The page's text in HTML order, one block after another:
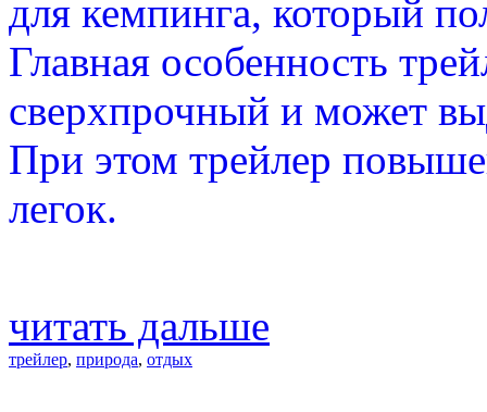
для кемпинга, который
Главная особенность
сверхпрочный и может
При этом трейлер
легок.
читать дальше
трейлер, природа, отдых